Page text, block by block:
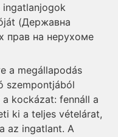
ingatlanjogok
(Державна
прав на нерухоме
a megállapodás
szempontjából
kockázat: fennáll a
ki a teljes vételárat,
az ingatlant. A